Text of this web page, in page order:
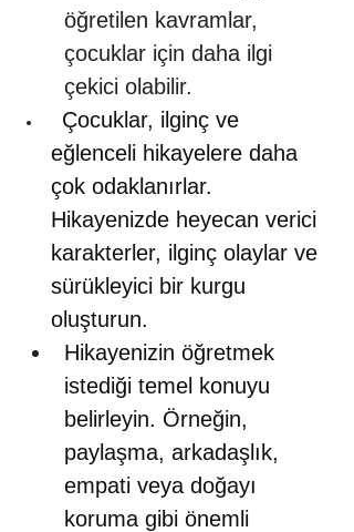
öğretilen kavramlar,
çocuklar için daha ilgi
çekici olabilir.
Çocuklar, ilginç ve
eğlenceli hikayelere daha
çok odaklanırlar.
Hikayenizde heyecan verici
karakterler, ilginç olaylar ve
sürükleyici bir kurgu
oluşturun.
Hikayenizin öğretmek
istediği temel konuyu
belirleyin. Örneğin,
paylaşma, arkadaşlık,
empati veya doğayı
koruma gibi önemli